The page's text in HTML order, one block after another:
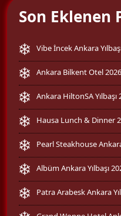
Son Eklenen
Vibe İncek Ankara
Ankara Bilkent Otel 2026
Ankara HiltonSA Yılbaşı
Hausa Lunch & Dinner
Pearl Steakhouse
Albüm Ankara Yılbaşı
Patra Arabesk Ankara